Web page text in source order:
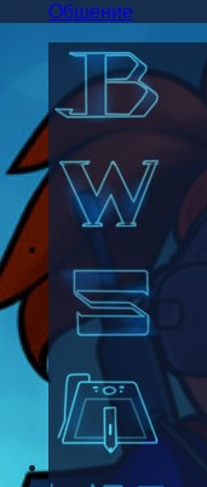
Общение